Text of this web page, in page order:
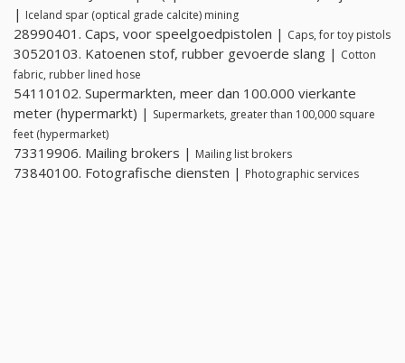
| Iceland spar (optical grade calcite) mining
28990401. Caps, voor speelgoedpistolen | Caps, for toy pistols
30520103. Katoenen stof, rubber gevoerde slang | Cotton
fabric, rubber lined hose
54110102. Supermarkten, meer dan 100.000 vierkante
meter (hypermarkt) | Supermarkets, greater than 100,000 square
feet (hypermarket)
73319906. Mailing brokers | Mailing list brokers
73840100. Fotografische diensten | Photographic services